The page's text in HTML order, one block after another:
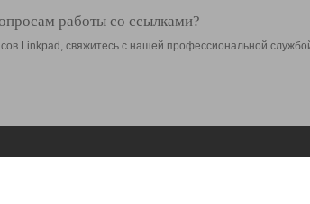
работы со ссылками?
Linkpad, свяжитесь с нашей профессиональной